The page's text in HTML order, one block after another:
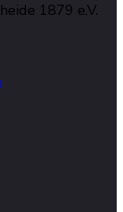
1879 e.V.